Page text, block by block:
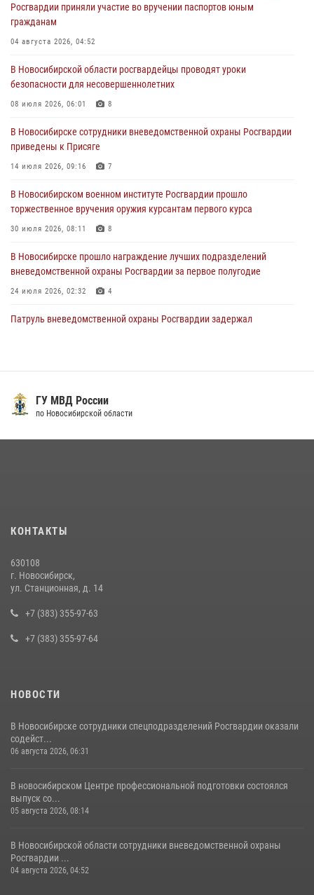
При силовой поддержке бойцов ОМОН и СОБР Росгвардии
пресечена деятельность группы лиц, причастных к мошенничеству
в сфере страхования
В Новосибирске сотрудниками вневедомственной охраны
Росгвардии задержан гражданин, находящийся в розыске
В Новосибирске военнослужащие отряда спецназа «Ермак»
Росгвардии провели занятия по беспарашютному десантированию
В Новосибирске военнослужащие Росгвардии почтили память детей
– жертв войны в Донбассе
Росгвардии приняли участие во вручении паспортов юным
гражданам
04 августа 2026, 04:52
В Новосибирской области росгвардейцы проводят уроки
безопасности для несовершеннолетних
08 июля 2026, 06:01 8
В Новосибирске сотрудники вневедомственной охраны Росгвардии
приведены к Присяге
14 июля 2026, 09:16 7
В Новосибирском военном институте Росгвардии прошло
торжественное вручения оружия курсантам первого курса
30 июля 2026, 08:11 8
В Новосибирске прошло награждение лучших подразделений
вневедомственной охраны Росгвардии за первое полугодие
24 июля 2026, 02:32 4
Патруль вневедомственной охраны Росгвардии задержал
Росгвардии задержаны лица, находящихся в розыске
13 июля 2026, 05:32
Росгвардии задержан подозреваемый в грабеже
За серию краж экипажем вневедомственной охраны Росгвардии
10 июля 2026, 04:33
ГУ МВД России
по Новосибирской области
КОНТАКТЫ
630108
г. Новосибирск,
ул. Станционная, д. 14
+7 (383) 355-97-63
+7 (383) 355-97-64
НОВОСТИ
В Новосибирске сотрудники спецподразделений Росгвардии оказали
содейст...
06 августа 2026, 06:31
В новосибирском Центре профессиональной подготовки состоялся
выпуск со...
05 августа 2026, 08:14
В Новосибирской области сотрудники вневедомственной охраны
Росгвардии ...
04 августа 2026, 04:52